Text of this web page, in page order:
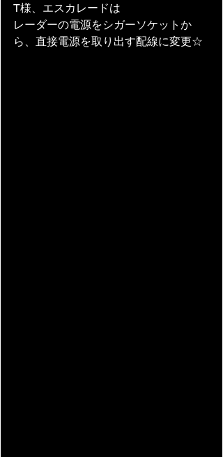
T様、エスカレードは
レーダーの電源をシガーソケットか
ら、直接電源を取り出す配線に変更☆